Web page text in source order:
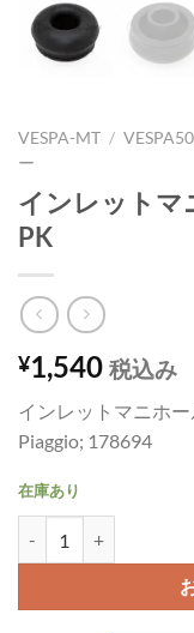
VESPA-MT /
ー
インレット
PK
¥1,540 税込み
インレットマニホ
Piaggio; 178694
在庫あり